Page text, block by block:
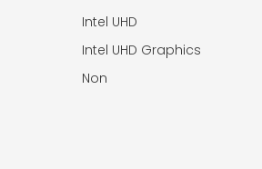
Intel UHD
Intel UHD Graphics
Non